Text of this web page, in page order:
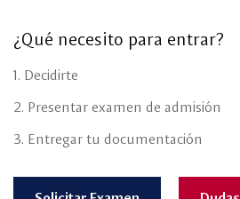
¿Qué necesito para entrar?
1. Decidirte
2. Presentar examen de admisión
3. Entregar tu documentación